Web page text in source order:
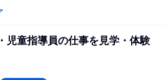
児童指導員の仕事を見学・体験